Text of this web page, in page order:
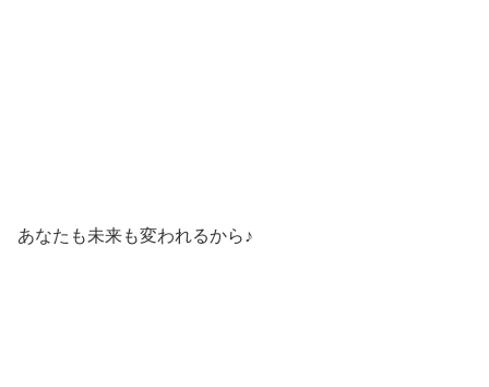
あなたも未来も変われるから♪